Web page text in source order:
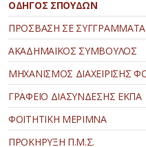
ΟΔΗΓΟΣ ΣΠΟΥΔΩΝ
ΠΡΟΣΒΑΣΗ ΣΕ ΣΥΓΓΡΑΜΜΑΤΑ
ΑΚΑΔΗΜΑΪΚΟΣ ΣΥΜΒΟΥΛΟΣ
ΜΗΧΑΝΙΣΜΟΣ ΔΙΑΧΕΙΡΙΣΗΣ
ΓΡΑΦΕΙΟ ΔΙΑΣΥΝΔΕΣΗΣ ΕΚΠΑ
ΦΟΙΤΗΤΙΚΗ ΜΕΡΙΜΝΑ
ΠΡΟΚΗΡΥΞΗ Π.Μ.Σ.